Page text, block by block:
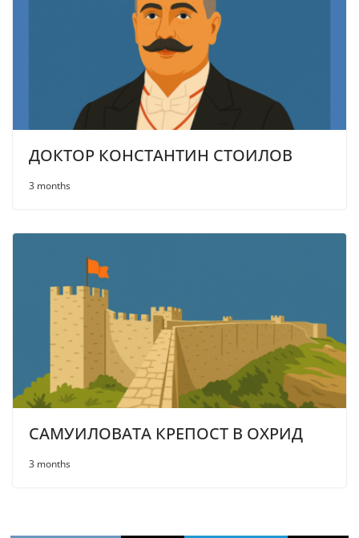
ДОКТОР КОНСТАНТИН СТОИЛОВ
3 months
САМУИЛОВАТА КРЕПОСТ В ОХРИД
3 months